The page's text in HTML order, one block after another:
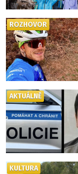
ROZHOVOR
AKTUÁLNĚ
KULTURA